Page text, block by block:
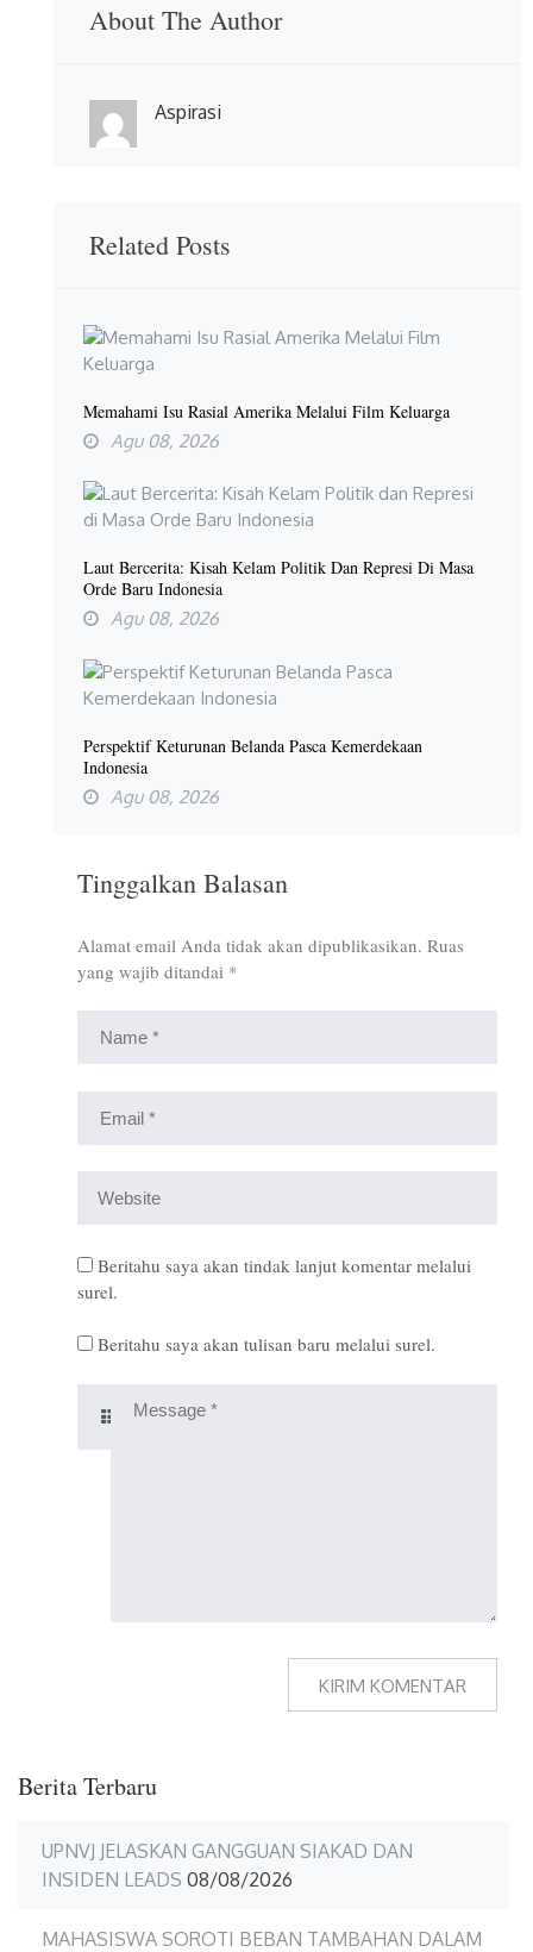
About The Author
Aspirasi
Related Posts
Memahami Isu Rasial Amerika Melalui Film Keluarga
Agu 08, 2026
Laut Bercerita: Kisah Kelam Politik Dan Represi Di Masa
Orde Baru Indonesia
Agu 08, 2026
Perspektif Keturunan Belanda Pasca Kemerdekaan
Indonesia
Agu 08, 2026
Tinggalkan Balasan
Alamat email Anda tidak akan dipublikasikan. Ruas
yang wajib ditandai *
Beritahu saya akan tindak lanjut komentar melalui
surel.
Beritahu saya akan tulisan baru melalui surel.
Berita Terbaru
UPNVJ JELASKAN GANGGUAN SIAKAD DAN
INSIDEN LEADS 08/08/2026
MAHASISWA SOROTI BEBAN TAMBAHAN DALAM